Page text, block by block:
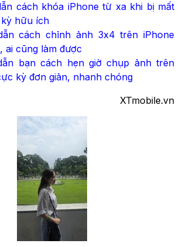
cách khóa iPhone từ xa khi bị mất
hữu ích
cách chỉnh ảnh 3x4 trên iPhone
ai cũng làm được
bạn cách hẹn giờ chụp ảnh trên
kỳ đơn giản, nhanh chóng
XTmobile.vn